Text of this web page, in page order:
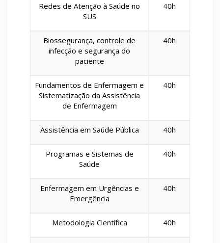
Redes de Atenção à Saúde no
SUS
40h
Biossegurança, controle de
infecção e segurança do
paciente
40h
Fundamentos de Enfermagem e
Sistematização da Assistência
de Enfermagem
40h
Assistência em Saúde Pública 40h
Programas e Sistemas de
Saúde
40h
Enfermagem em Urgências e
Emergência
40h
Metodologia Científica 40h